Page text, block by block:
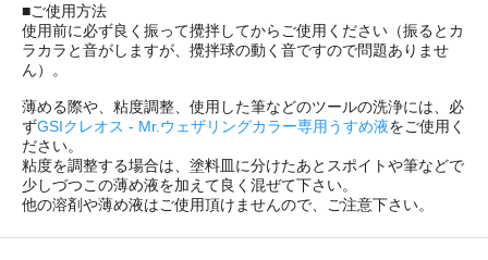
■ご使用方法
使用前に必ず良く振って攪拌してからご使用ください（振るとカ
ラカラと音がしますが、攪拌球の動く音ですので問題ありませ
ん）。
薄める際や、粘度調整、使用した筆などのツールの洗浄には、必
ずGSIクレオス - Mr.ウェザリングカラー専用うすめ液をご使用く
ださい。
粘度を調整する場合は、塗料皿に分けたあとスポイトや筆などで
少しづつこの薄め液を加えて良く混ぜて下さい。
他の溶剤や薄め液はご使用頂けませんので、ご注意下さい。